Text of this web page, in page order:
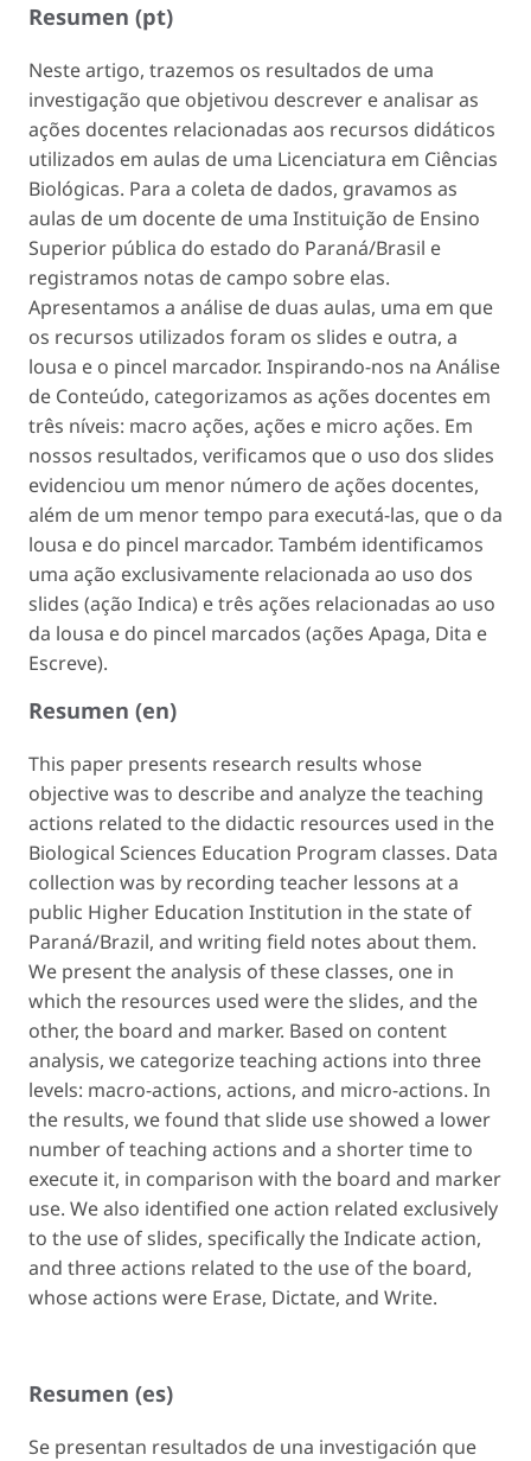
Resumen (pt)
Neste artigo, trazemos os resultados de uma
investigação que objetivou descrever e analisar as
ações docentes relacionadas aos recursos didáticos
utilizados em aulas de uma Licenciatura em Ciências
Biológicas. Para a coleta de dados, gravamos as
aulas de um docente de uma Instituição de Ensino
Superior pública do estado do Paraná/Brasil e
registramos notas de campo sobre elas.
Apresentamos a análise de duas aulas, uma em que
os recursos utilizados foram os slides e outra, a
lousa e o pincel marcador. Inspirando-nos na Análise
de Conteúdo, categorizamos as ações docentes em
três níveis: macro ações, ações e micro ações. Em
nossos resultados, verificamos que o uso dos slides
evidenciou um menor número de ações docentes,
além de um menor tempo para executá-las, que o da
lousa e do pincel marcador. Também identificamos
uma ação exclusivamente relacionada ao uso dos
slides (ação Indica) e três ações relacionadas ao uso
da lousa e do pincel marcados (ações Apaga, Dita e
Escreve).
Resumen (en)
This paper presents research results whose
objective was to describe and analyze the teaching
actions related to the didactic resources used in the
Biological Sciences Education Program classes. Data
collection was by recording teacher lessons at a
public Higher Education Institution in the state of
Paraná/Brazil, and writing field notes about them.
We present the analysis of these classes, one in
which the resources used were the slides, and the
other, the board and marker. Based on content
analysis, we categorize teaching actions into three
levels: macro-actions, actions, and micro-actions. In
the results, we found that slide use showed a lower
number of teaching actions and a shorter time to
execute it, in comparison with the board and marker
use. We also identified one action related exclusively
to the use of slides, specifically theIndicateaction,
and three actions related to the use of the board,
whose actions were Erase, Dictate, and Write.
Resumen (es)
Se presentan resultados de una investigación que